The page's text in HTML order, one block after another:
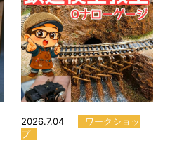
2026.7.04
ワークショッ
プ